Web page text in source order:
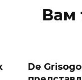
Вам
De